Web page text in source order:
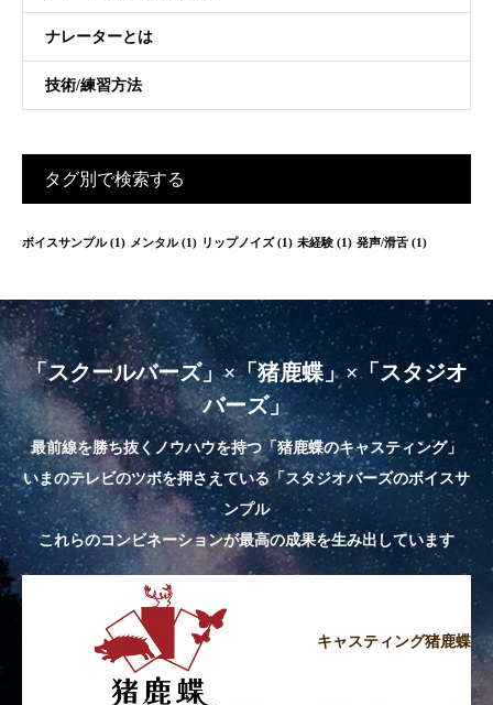
ナレーターとは
技術/練習方法
タグ別で検索する
ボイスサンプル(1) メンタル(1) リップノイズ(1) 未経験 (1) 発声/滑舌 (1)
「スクールバーズ」×「猪鹿蝶」×「スタジオ
バーズ」
最前線を勝ち抜くノウハウを持つ「猪鹿蝶のキャスティング」
いまのテレビのツボを押さえている「スタジオバーズのボイスサ
ンプル
これらのコンビネーションが最高の成果を生み出しています
キャスティング猪鹿蝶